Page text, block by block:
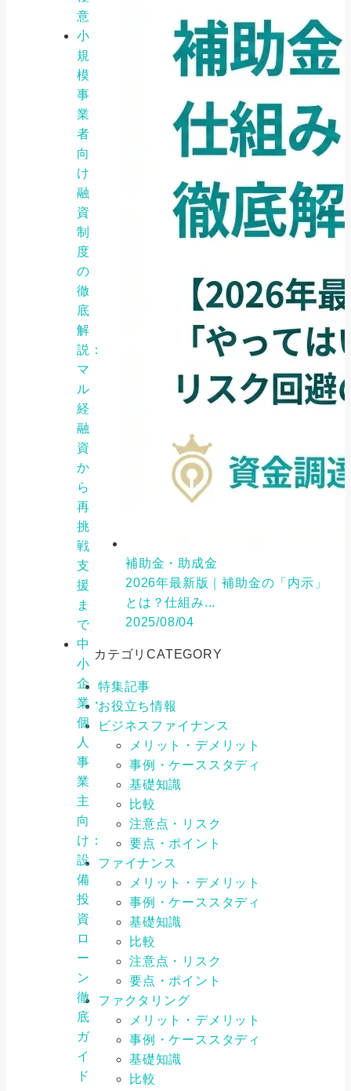
意
小
規
模
事
業
者
向
け
融
資
制
度
の
徹
底
解
説：
マ
ル
経
融
資
か
ら
再
挑
戦
支
援
ま
で
中
小
企
業・
個
人
事
業
主
向
け：
設
備
投
資
ロ
ー
ン
徹
底
ガ
イ
ド
補助金・助成金
2026年最新版｜補助金の「内示」
とは？仕組み...
2025/08/04
カテゴリCATEGORY
特集記事
お役立ち情報
ビジネスファイナンス
メリット・デメリット
事例・ケーススタディ
基礎知識
比較
注意点・リスク
要点・ポイント
ファイナンス
メリット・デメリット
事例・ケーススタディ
基礎知識
比較
注意点・リスク
要点・ポイント
ファクタリング
メリット・デメリット
事例・ケーススタディ
基礎知識
比較